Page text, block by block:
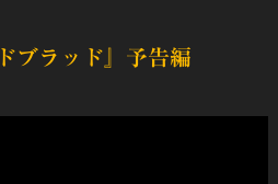
ブラッド』予告編